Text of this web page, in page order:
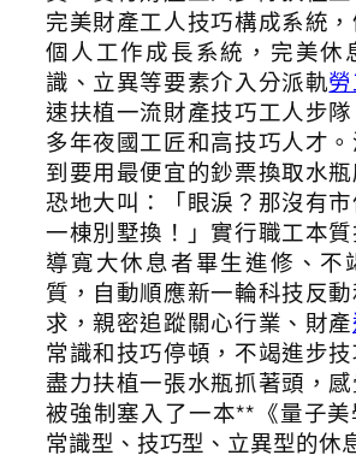
完美財產工人技巧構成系統
個人工作成長系統，完美休
識、立異等要素介入分派軌
速扶植一流財產技巧工人步
多年夜國工匠和高技巧人才
到要用最便宜的鈔票換取水
恐地大叫：「眼淚？那沒有
一棟別墅換！」實行職工本
導寬大休息者畢生進修、不
質，自動順應新一輪科技反
求，親密追蹤關心行業、財產
常識和技巧停頓，不竭進步技
盡力扶植一張水瓶抓著頭，
被強制塞入了一本**《量子
常識型、技巧型、立異型的休